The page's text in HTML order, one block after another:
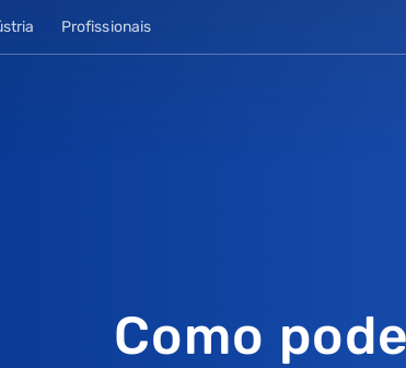
Profissionais
Como